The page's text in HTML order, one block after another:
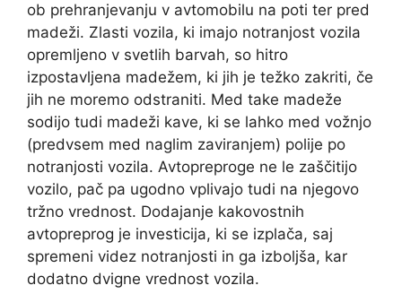
ob prehranjevanju v avtomobilu na poti ter pred
madeži. Zlasti vozila, ki imajo notranjost vozila
opremljeno v svetlih barvah, so hitro
izpostavljena madežem, ki jih je težko zakriti, če
jih ne moremo odstraniti. Med take madeže
sodijo tudi madeži kave, ki se lahko med vožnjo
(predvsem med naglim zaviranjem) polije po
notranjosti vozila. Avtopreproge ne le zaščitijo
vozilo, pač pa ugodno vplivajo tudi na njegovo
tržno vrednost. Dodajanje kakovostnih
avtopreprog je investicija, ki se izplača, saj
spremeni videz notranjosti in ga izboljša, kar
dodatno dvigne vrednost vozila.